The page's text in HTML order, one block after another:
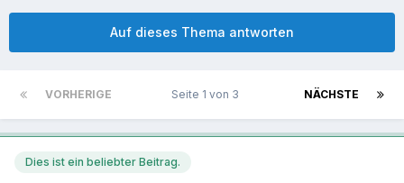
Auf dieses Thema antworten
VORHERIGE NÄCHSTE
Seite 1 von 3
Dies ist ein beliebter Beitrag.